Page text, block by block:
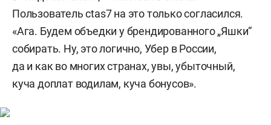
Пользователь ctas7 на это только согласился.
«Ага. Будем объедки у брендированного „Яшки“
собирать. Ну, это логично, Убер в России,
да и как во многих странах, увы, убыточный,
куча доплат водилам, куча бонусов».